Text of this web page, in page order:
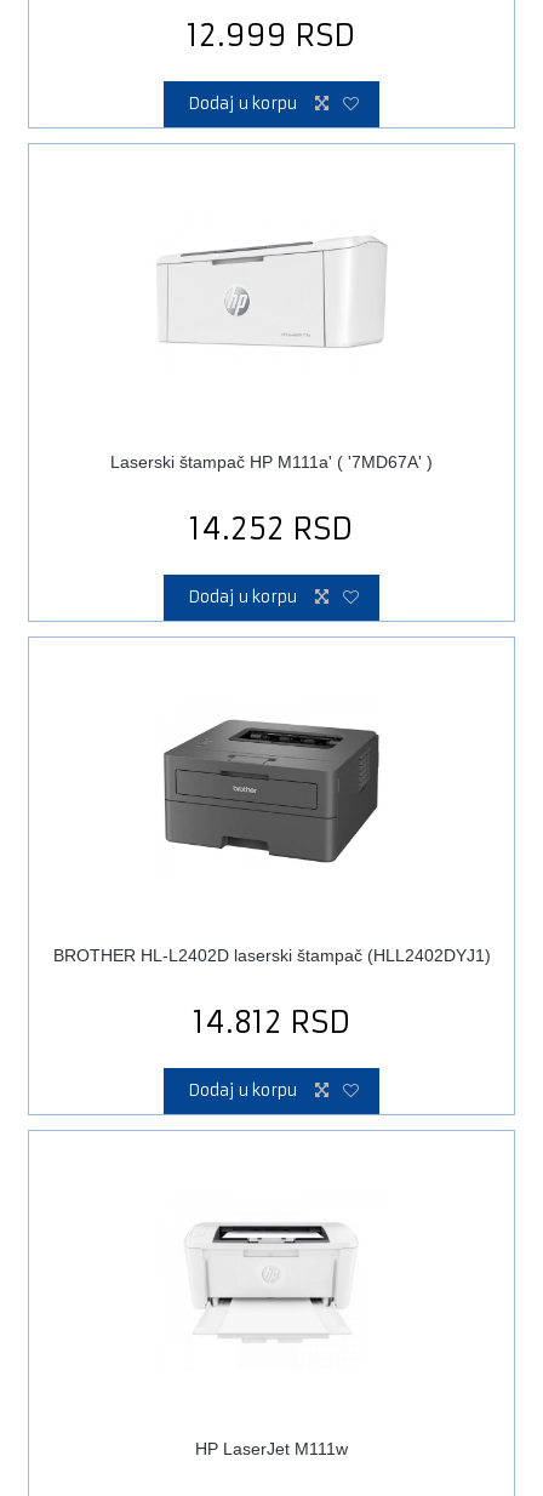
12.999 RSD
Dodaj u korpu
Laserski štampač HP M111a' ( '7MD67A' )
14.252 RSD
Dodaj u korpu
BROTHER HL-L2402D laserski štampač (HLL2402DYJ1)
14.812 RSD
Dodaj u korpu
HP LaserJet M111w